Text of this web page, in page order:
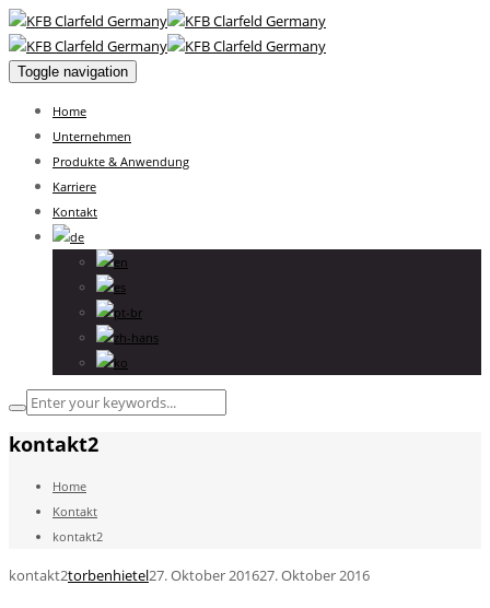
Toggle navigation
Home
Unternehmen
Produkte & Anwendung
Karriere
Kontakt
kontakt2
Home
Kontakt
kontakt2
kontakt2torbenhietel27. Oktober 201627. Oktober 2016